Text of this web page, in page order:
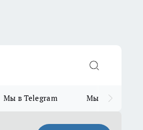
Мы в Telegram Мы в MAX